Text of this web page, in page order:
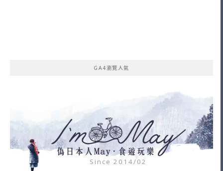
GA4瀏覽人氣
Since 2014/02